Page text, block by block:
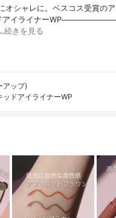
オシャレに。ベスコス受賞の
アイライナー
続きを見る
アップ)
ッドアイライナーWP